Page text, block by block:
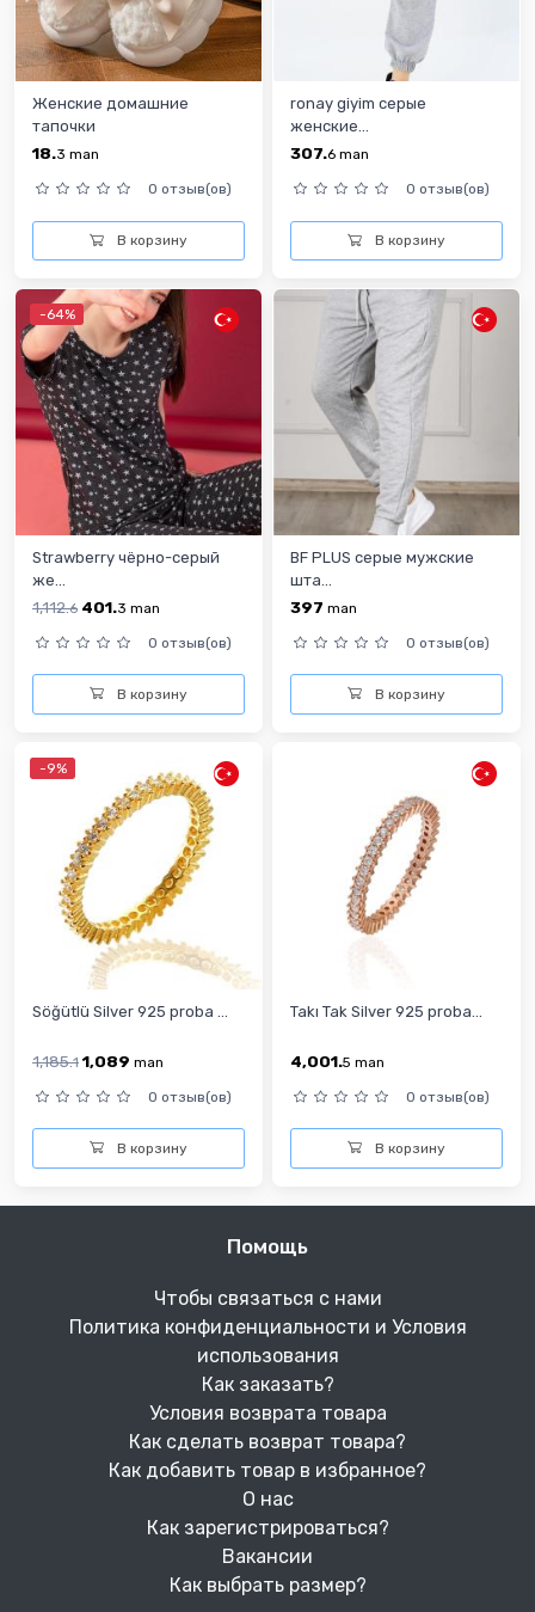
Женские домашние
тапочки
18.3 man
0 отзыв(ов)
В корзину
ronay giyim cерые
женские...
307.6 man
0 отзыв(ов)
В корзину
-64%
Strawberry чёрно-серый
же...
1,112.6 401.3 man
0 отзыв(ов)
В корзину
BF PLUS серые мужские
шта...
397 man
0 отзыв(ов)
В корзину
-9%
Söğütlü Silver 925 proba ...
1,185.1 1,089 man
0 отзыв(ов)
В корзину
Takı Tak Silver 925 proba...
4,001.5 man
0 отзыв(ов)
В корзину
Помощь
Чтобы связаться с нами
Политика конфиденциальности и Условия
использования
Как заказать?
Условия возврата товара
Как сделать возврат товара?
Как добавить товар в избранное?
О нас
Как зарегистрироваться?
Вакансии
Как выбрать размер?